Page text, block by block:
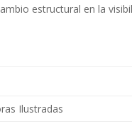
estructural en la
Ilustradas